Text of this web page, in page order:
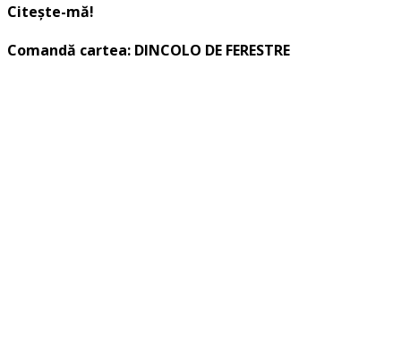
Citește-mă!
Comandă cartea: DINCOLO DE FERESTRE